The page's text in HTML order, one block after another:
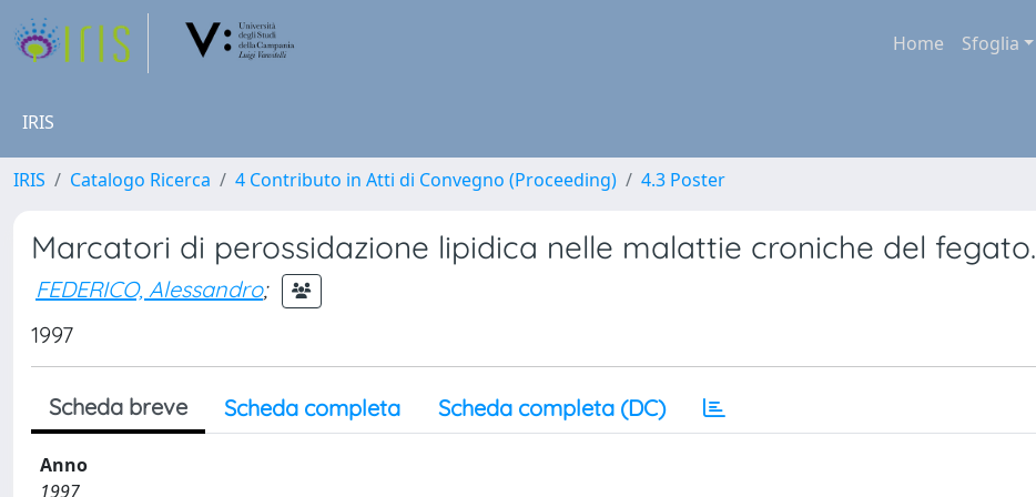
Home Sfoglia
IRIS
IRIS Catalogo Ricerca 4 Contributo in Atti di Convegno (Proceeding) 4.3 Poster
Marcatori di perossidazione lipidica nelle malattie croniche del fegato.
FEDERICO, Alessandro;
1997
Scheda breve Scheda completa Scheda completa (DC)
Anno
1997